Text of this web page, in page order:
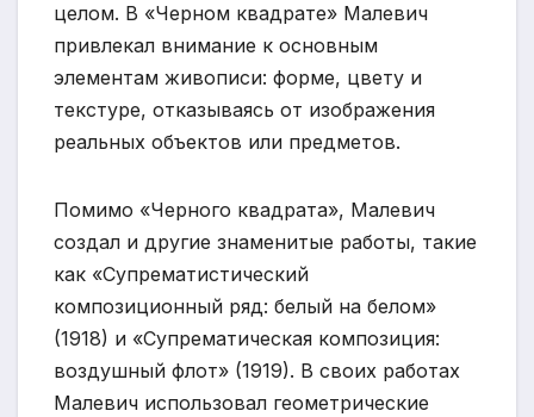
целом. В «Черном квадрате» Малевич
привлекал внимание к основным
элементам живописи: форме, цвету и
текстуре, отказываясь от изображения
реальных объектов или предметов.
Помимо «Черного квадрата», Малевич
создал и другие знаменитые работы, такие
как «Супрематистический
композиционный ряд: белый на белом»
(1918) и «Супрематическая композиция:
воздушный флот» (1919). В своих работах
Малевич использовал геометрические